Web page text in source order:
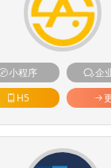
小程序
企
H5